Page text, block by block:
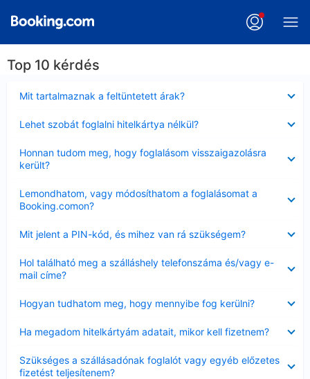
Top 10 kérdés
Mit tartalmaznak a feltüntetett árak?
Lehet szobát foglalni hitelkártya nélkül?
Honnan tudom meg, hogy foglalásom visszaigazolásra
került?
Lemondhatom, vagy módosíthatom a foglalásomat a
Booking.comon?
Mit jelent a PIN-kód, és mihez van rá szükségem?
Hol található meg a szálláshely telefonszáma és/vagy e-
mail címe?
Hogyan tudhatom meg, hogy mennyibe fog kerülni?
Ha megadom hitelkártyám adatait, mikor kell fizetnem?
Szükséges a szállásadónak foglalót vagy egyéb előzetes
fizetést teljesítenem?